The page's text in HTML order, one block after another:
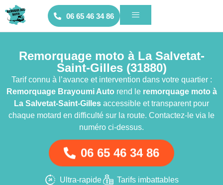
06 65 46 34 86
Remorquage moto à La Salvetat-
Saint-Gilles (31880)
Tarif connu à l’avance et intervention dans votre quartier :
Remorquage Brayoumi Autorend le remorquage moto à
La Salvetat-Saint-Gilles accessible et transparent pour
chaque motard en difficulté sur la route. Contactez-le via le
numéro ci-dessus.
06 65 46 34 86
Ultra-rapide Tarifs imbattables